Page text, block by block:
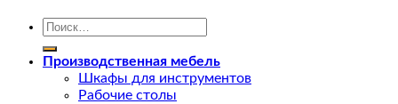
Искать:
Производственная мебель
Шкафы для инструментов
Рабочие столы